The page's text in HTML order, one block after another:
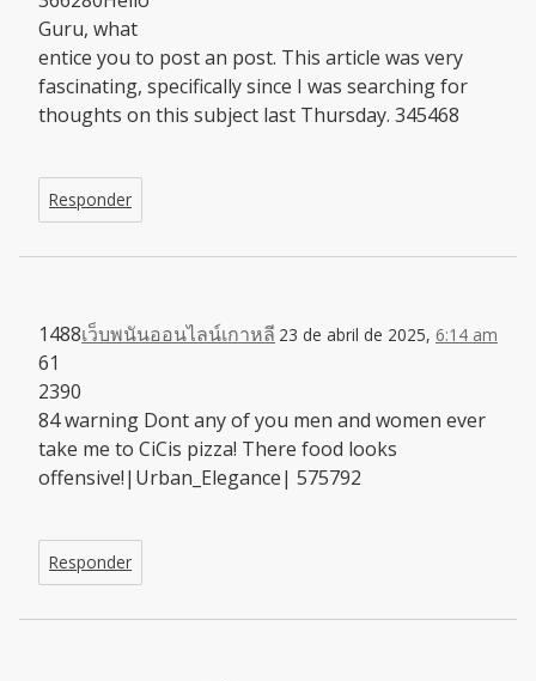
Guru, what
entice you to post an post. This article was very
fascinating, specifically since I was searching for
thoughts on this subject last Thursday. 345468
Responder
เว็บพนันออนไลน์เกาหลี 23 de abril de 2025, 6:14 am
1488
61
2390
84 warning Dont any of you men and women ever
take me to CiCis pizza! There food looks
offensive!|Urban_Elegance| 575792
Responder